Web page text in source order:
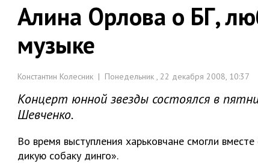
Алина Орлова о БГ,
музыке
Константин Колесник | Понедельник , 22 декабря 2008, 10:37
Концерт юнной звезды состоялся в
Шевченко.
Во время выступления харьковчане смогли
дикую собаку динго».